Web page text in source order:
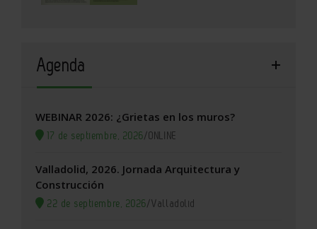
Agenda
WEBINAR 2026: ¿Grietas en los muros?
17 de septiembre, 2026/ONLINE
Valladolid, 2026. Jornada Arquitectura y
Construcción
22 de septiembre, 2026/Valladolid